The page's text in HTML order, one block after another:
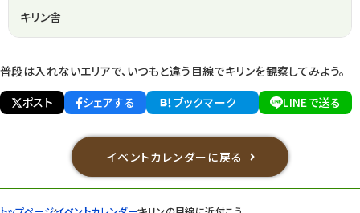
キリン舎
普段は入れないエリアで、いつもと違う目線でキリンを観察してみよう。
ポスト
シェアする ブックマーク LINEで送る
イベントカレンダーに戻る